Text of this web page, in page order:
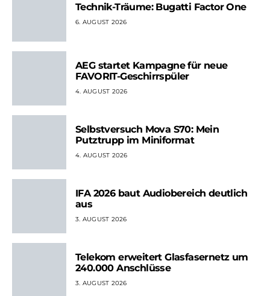
Technik-Träume: Bugatti Factor One
6. AUGUST 2026
AEG startet Kampagne für neue
FAVORIT-Geschirrspüler
4. AUGUST 2026
Selbstversuch Mova S70: Mein
Putztrupp im Miniformat
4. AUGUST 2026
IFA 2026 baut Audiobereich deutlich
aus
3. AUGUST 2026
Telekom erweitert Glasfasernetz um
240.000 Anschlüsse
3. AUGUST 2026